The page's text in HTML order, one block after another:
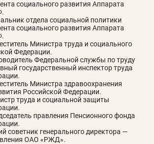
социального развития Аппарата
отдела социальной политики
социального развития Аппарата
Министра труда и социального
Федерации.
Федеральной службы по труду
государственный инспектор труда
Министра здравоохранения
Российской Федерации.
труда и социальной защиты
правления Пенсионного фонда
советник генерального директора —
ОАО «РЖД».